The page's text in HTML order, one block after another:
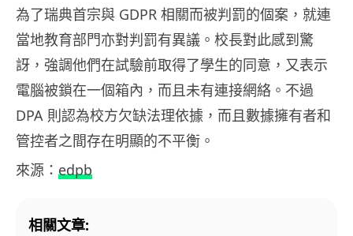
為了瑞典首宗與 GDPR 相關而被判罰的個案，就連
當地教育部門亦對判罰有異議。校長對此感到驚
訝，強調他們在試驗前取得了學生的同意，又表示
電腦被鎖在一個箱內，而且未有連接網絡。不過
DPA 則認為校方欠缺法理依據，而且數據擁有者和
管控者之間存在明顯的不平衡。
來源： edpb
相關文章: